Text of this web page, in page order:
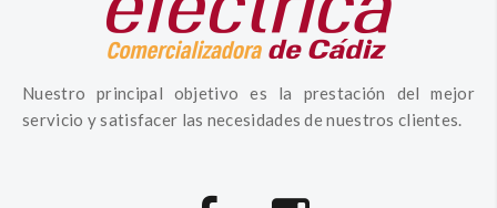
Nuestro principal objetivo es la prestación del mejor
servicio y satisfacer las necesidades de nuestros clientes.